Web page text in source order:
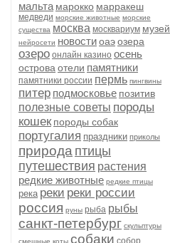
мальта марокко марракеш
медведи морские животные морские
существа москва москвариум музей
нейросети новостиоаэозера
озеро онлайн казино осень
острова отели памятники
памятники россии пермь пингвины
питер подмосковье позитив
полезные советы породы
кошек породы собак
португалия праздники приколы
природа птицы
путешествия растения
редкие животные редкие птицы
река реки реки россии
россия руны рыба рыбы
санкт-петербург скульптуры
смешные коты собаки собор